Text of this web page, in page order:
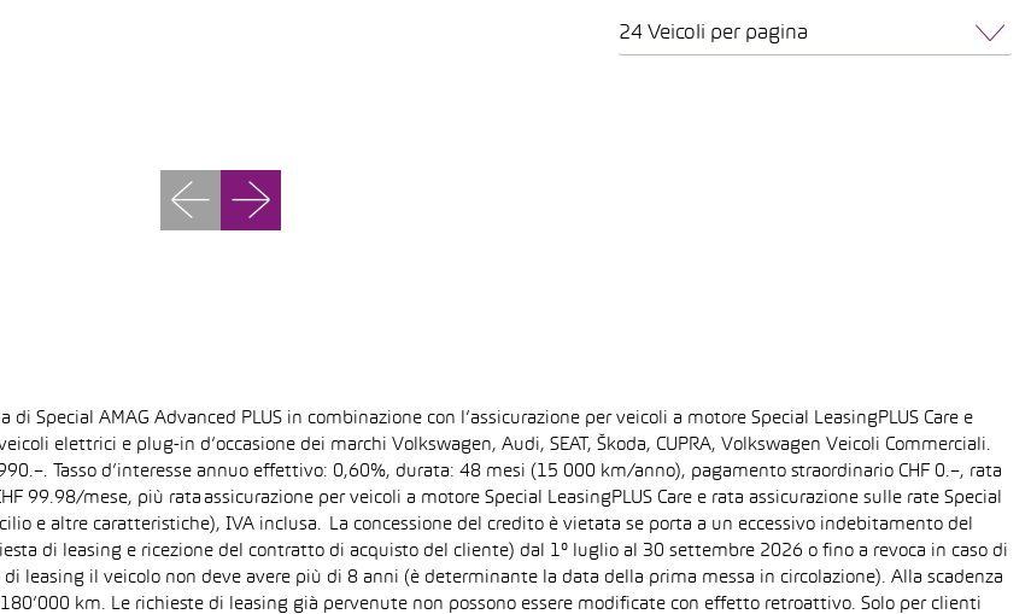
24 Veicoli per pagina
Special AMAG Advanced PLUS in combinazione con l’assicurazione per veicoli a motore Special LeasingPLUS Care e
elettrici e plug-in d’occasione dei marchi Volkswagen, Audi, SEAT, Škoda, CUPRA, Volkswagen Veicoli Commerciali.
Tasso d’interesse annuo effettivo: 0,60%, durata: 48 mesi (15 000 km/anno), pagamento straordinario CHF 0.–, rata
99.98/mese, più rata assicurazione per veicoli a motore Special LeasingPLUS Care e rata assicurazione sulle rate Special
e altre caratteristiche), IVA inclusa. La concessione del credito è vietata se porta a un eccessivo indebitamento del
di leasing e ricezione del contratto di acquisto del cliente) dal 1° luglio al 30 settembre 2026 o fino a revoca in caso di
leasing il veicolo non deve avere più di 8 anni (è determinante la data della prima messa in circolazione). Alla scadenza
km. Le richieste di leasing già pervenute non possono essere modificate con effetto retroattivo. Solo per clienti